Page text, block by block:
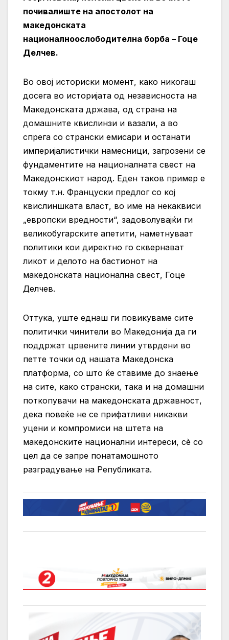
почивалиште на апостолот на
македонската
националноослободителна борба – Гоце
Делчев.
Во овој историски момент, како никогаш
досега во историјата од независноста на
Македонската држава, од страна на
домашните квислинзи и вазали, а во
спрега со странски емисари и останати
империјалистички намесници, загрозени се
фундаментите на националната свест на
Македонскиот народ. Еден таков пример е
токму т.н. Француски предлог со кој
квислиншката власт, во име на некаквиси
„европски вредности“, задоволувајќи ги
великобугарските апетити, наметнуваат
политики кои директно го сквернават
ликот и делото на бастионот на
македонската национална свест, Гоце
Делчев.
Оттука, уште еднаш ги повикуваме сите
политички чинители во Македонија да ги
поддржат црвените линии утврдени во
петте точки од нашата Македонска
платформа, со што ќе ставиме до знаење
на сите, како странски, така и на домашни
поткопувачи на македонската државност,
дека повеќе не се прифатливи никакви
уцени и компромиси на штета на
македонските национални интереси, сè со
цел да се запре понатамошното
разградување на Републиката.